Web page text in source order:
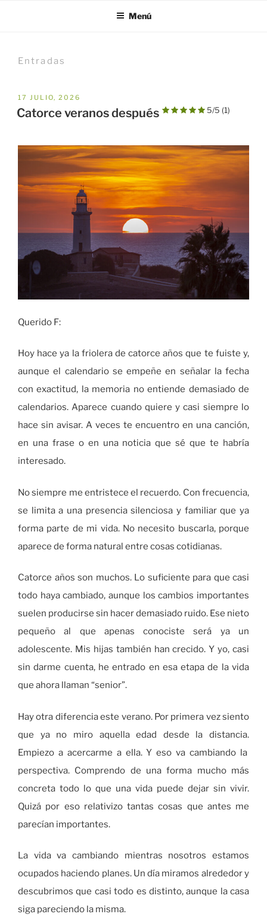
Menú
Entradas
PUBLICADO
EL
17 JULIO, 2026
Catorce veranos después 5/5 (1)
Querido F:
Hoy hace ya la friolera de catorce años que te fuiste y,
aunque el calendario se empeñe en señalar la fecha
con exactitud, la memoria no entiende demasiado de
calendarios. Aparece cuando quiere y casi siempre lo
hace sin avisar. A veces te encuentro en una canción,
en una frase o en una noticia que sé que te habría
interesado.
No siempre me entristece el recuerdo. Con frecuencia,
se limita a una presencia silenciosa y familiar que ya
forma parte de mi vida. No necesito buscarla, porque
aparece de forma natural entre cosas cotidianas.
Catorce años son muchos. Lo suficiente para que casi
todo haya cambiado, aunque los cambios importantes
suelen producirse sin hacer demasiado ruido. Ese nieto
pequeño al que apenas conociste será ya un
adolescente. Mis hijas también han crecido. Y yo, casi
sin darme cuenta, he entrado en esa etapa de la vida
que ahora llaman “senior”.
Hay otra diferencia este verano. Por primera vez siento
que ya no miro aquella edad desde la distancia.
Empiezo a acercarme a ella. Y eso va cambiando la
perspectiva. Comprendo de una forma mucho más
concreta todo lo que una vida puede dejar sin vivir.
Quizá por eso relativizo tantas cosas que antes me
parecían importantes.
La vida va cambiando mientras nosotros estamos
ocupados haciendo planes. Un día miramos alrededor y
descubrimos que casi todo es distinto, aunque la casa
siga pareciendo la misma.